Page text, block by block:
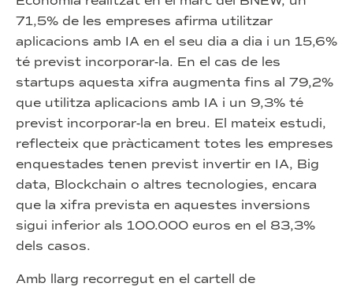
71,5% de les empreses afirma utilitzar
aplicacions amb IA en el seu dia a dia i un 15,6%
té previst incorporar-la. En el cas de les
startups aquesta xifra augmenta fins al 79,2%
que utilitza aplicacions amb IA i un 9,3% té
previst incorporar-la en breu. El mateix estudi,
reflecteix que pràcticament totes les empreses
enquestades tenen previst invertir en IA, Big
data, Blockchain o altres tecnologies, encara
que la xifra prevista en aquestes inversions
sigui inferior als 100.000 euros en el 83,3%
dels casos.
Amb llarg recorregut en el cartell de